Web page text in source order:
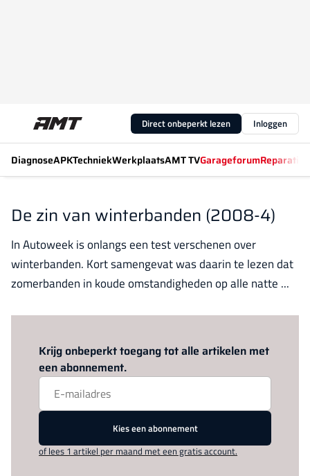
Direct onbeperkt lezen Inloggen
DiagnoseAPKTechniekWerkplaatsAMT TVGarageforum
De zin van winterbanden (2008-4)
In Autoweek is onlangs een test verschenen over
winterbanden. Kort samengevat was daarin te lezen dat
zomerbanden in koude omstandigheden op alle natte ...
Krijg onbeperkt toegang tot alle artikelen met
een abonnement.
Kies een abonnement
of lees 1 artikel per maand met een gratis account.